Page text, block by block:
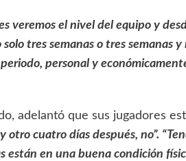
veremos el nivel del equipo y
tres semanas o tres semanas
personal y
adelantó que sus jugadores
otro cuatro días después, no”.
están en una buena condición